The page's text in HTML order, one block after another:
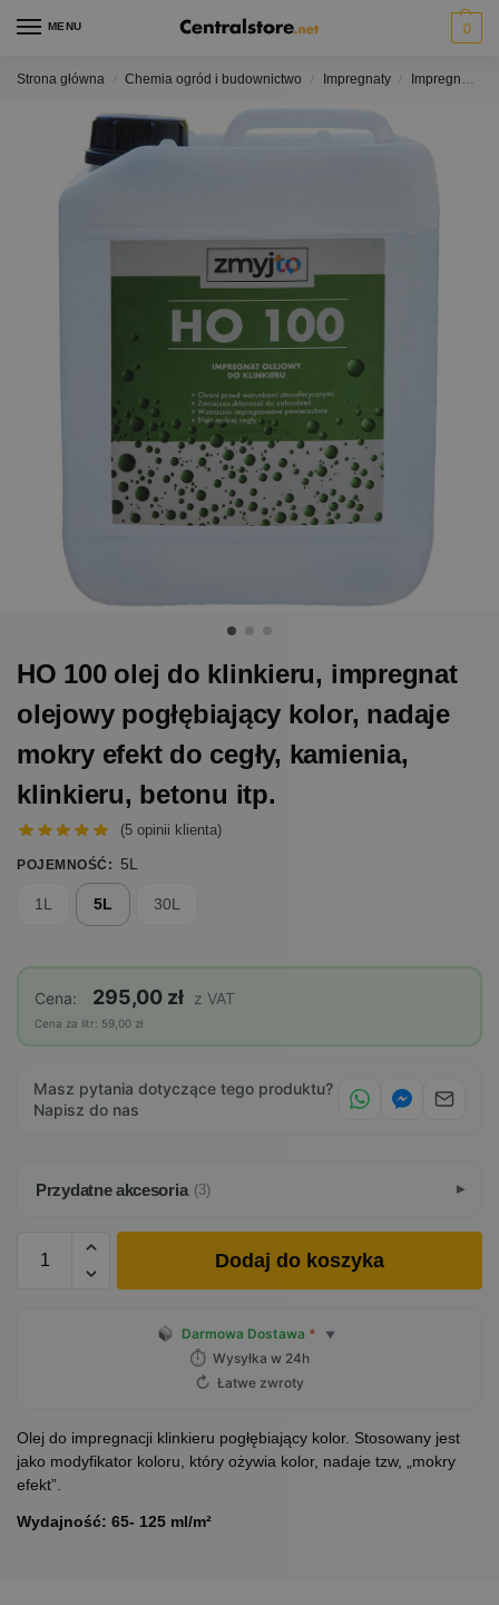
MENU 0
Strona główna Chemia ogród i budownictwo Impregnaty Impregnaty do kamienia efekt mokry
HO 100 olej do klinkieru, impregnat
olejowy pogłębiający kolor, nadaje
mokry efekt do cegły, kamienia,
klinkieru, betonu itp.
(5 opinii klienta)
POJEMNOŚĆ : 5L
1L 5L 30L
Cena: 295,00 zł z VAT
Cena za litr: 59,00 zł
Masz pytania dotyczące tego produktu?
Napisz do nas
Przydatne akcesoria (3)
Dodaj do koszyka
Darmowa Dostawa * ▼
⏱ Wysyłka w 24h
↻ Łatwe zwroty
Olej do impregnacji klinkieru pogłębiający kolor. Stosowany jest
jako modyfikator koloru, który ożywia kolor, nadaje tzw, „mokry
efekt”.
Wydajność: 65- 125 ml/m²